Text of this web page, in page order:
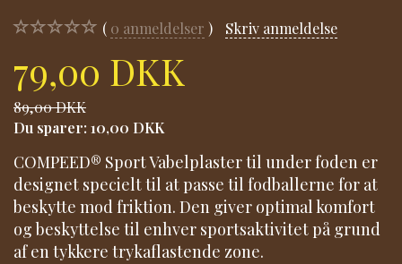
0 anmeldelser Skriv anmeldelse
79,00 DKK
89,00 DKK
Du sparer: 10,00 DKK
COMPEED® Sport Vabelplaster til under foden er
designet specielt til at passe til fodballerne for at
beskytte mod friktion. Den giver optimal komfort
og beskyttelse til enhver sportsaktivitet på grund
af en tykkere trykaflastende zone.